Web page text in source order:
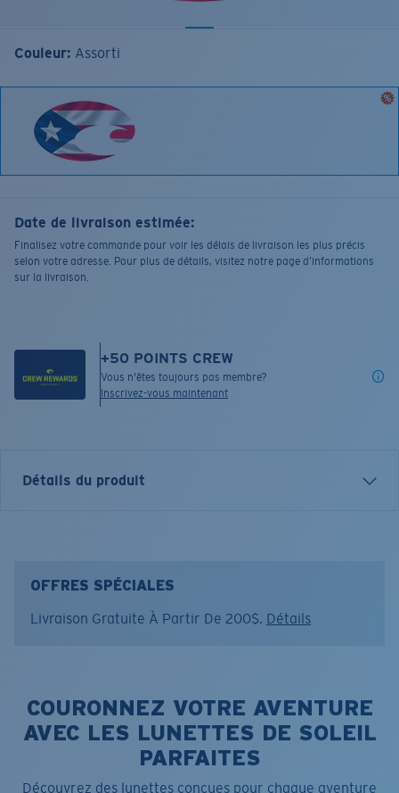
Couleur: Assorti
Date de livraison estimée:
Finalisez votre commande pour voir les délais de livraison les plus précis
selon votre adresse. Pour plus de détails, visitez notre page d’informations
sur la livraison.
+50 POINTS CREW
Vous n'êtes toujours pas membre?
Inscrivez-vous maintenant
Détails du produit
• Un autocollant
• 10,8 cm x 6,35 cm (4,25 po x 2,5 po)
Couleur:Assorti
OFFRES SPÉCIALES
Livraison Gratuite À Partir De 200$. Détails
COURONNEZ VOTRE AVENTURE
AVEC LES LUNETTES DE SOLEIL
PARFAITES
Découvrez des lunettes conçues pour chaque aventure